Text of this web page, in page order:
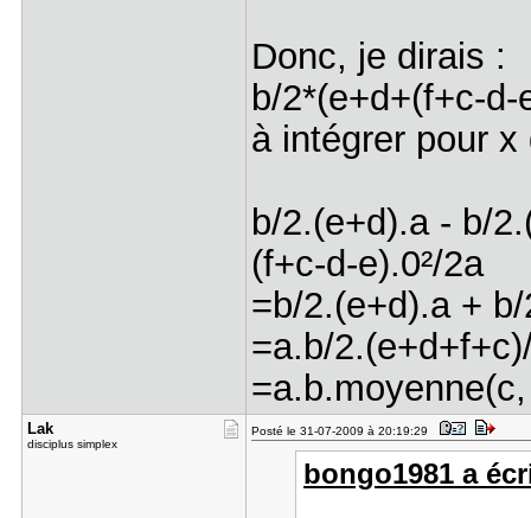
Donc, je dirais :
b/2*(e+d+(f+c-
à intégrer pour x
b/2.(e+d).a - b/
(f+c-d-e).0²/2a
=b/2.(e+d).a +
=a.b/
Lak
disciplus simplex
Posté le 31-07-2009 à 20:19:29
bongo1981 a